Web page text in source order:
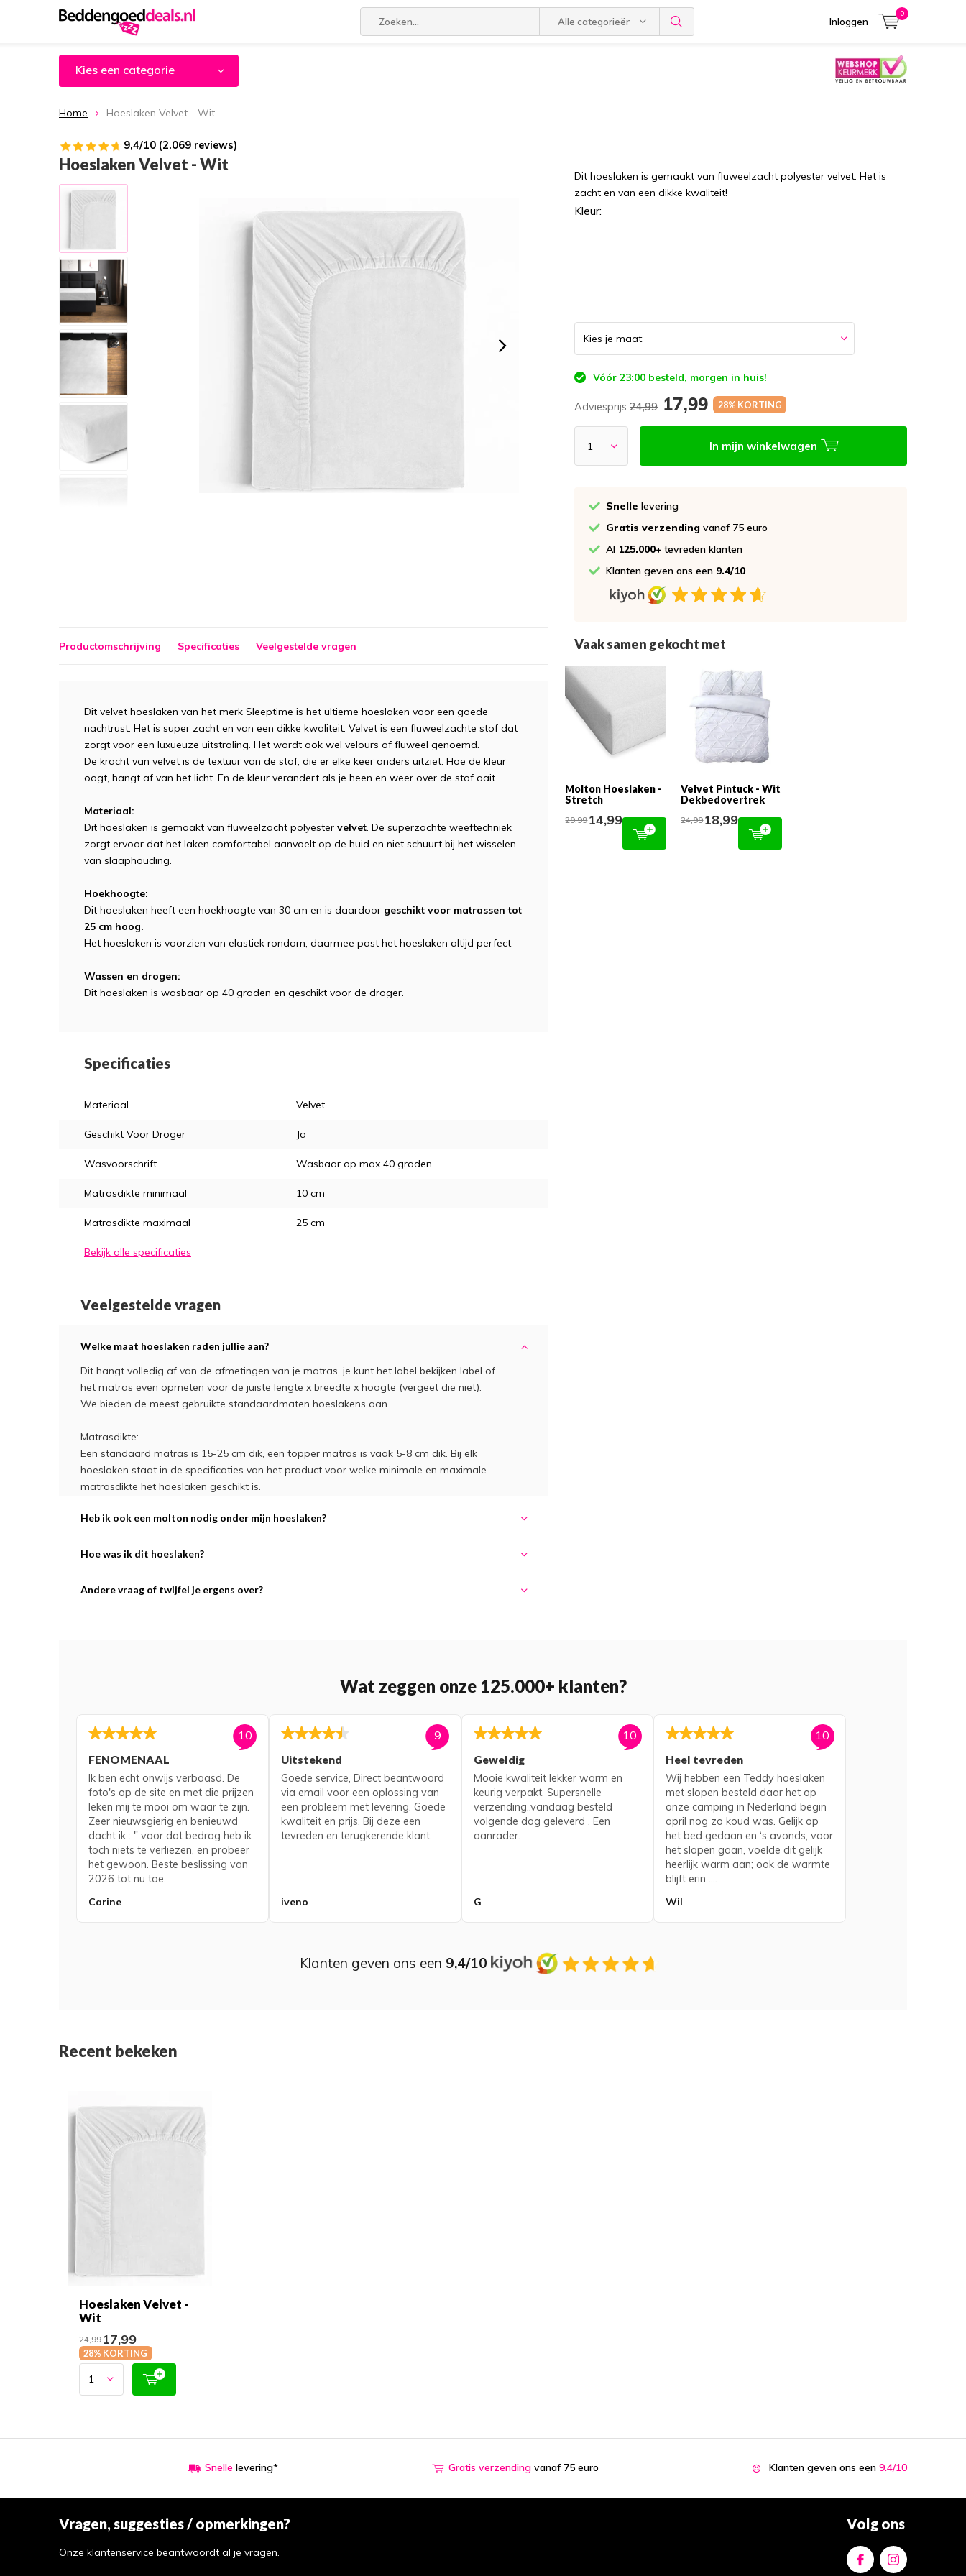
Alle categorieën Inloggen
0
Kies een categorie
Home Hoeslaken Velvet - Wit
9,4/10 (2.069 reviews)
Hoeslaken Velvet - Wit
Dit hoeslaken is gemaakt van fluweelzacht polyester velvet. Het is
zacht en van een dikke kwaliteit!
Kleur:
Vóór 23:00 besteld, morgen in huis!
Adviesprijs 24,9917,99 28% KORTING
In mijn winkelwagen
Snelle levering
Gratis verzendingvanaf 75 euro
Al 125.000+ tevreden klanten
Klanten geven ons een 9.4/10
Productomschrijving Specificaties Veelgestelde vragen
Dit velvet hoeslaken van het merk Sleeptime is het ultieme hoeslaken voor een goede
nachtrust. Het is super zacht en van een dikke kwaliteit. Velvet is een fluweelzachte stof dat
zorgt voor een luxueuze uitstraling. Het wordt ook wel velours of fluweel genoemd.
De kracht van velvet is de textuur van de stof, die er elke keer anders uitziet. Hoe de kleur
oogt, hangt af van het licht. En de kleur verandert als je heen en weer over de stof aait.
Materiaal:
Dit hoeslaken is gemaakt van fluweelzacht polyester velvet. De superzachte weeftechniek
zorgt ervoor dat het laken comfortabel aanvoelt op de huid en niet schuurt bij het wisselen
van slaaphouding.
Hoekhoogte:
Dit hoeslaken heeft een hoekhoogte van 30 cm en is daardoor geschikt voor matrassen tot
25 cm hoog.
Het hoeslaken is voorzien van elastiek rondom, daarmee past het hoeslaken altijd perfect.
Wassen en drogen:
Dit hoeslaken is wasbaar op 40 graden en geschikt voor de droger.
Specificaties
Materiaal Velvet
Geschikt Voor Droger Ja
Wasvoorschrift Wasbaar op max 40 graden
Matrasdikte minimaal 10 cm
Matrasdikte maximaal 25 cm
Bekijk alle specificaties
Veelgestelde vragen
Welke maat hoeslaken raden jullie aan?
Dit hangt volledig af van de afmetingen van je matras, je kunt het label bekijken label of
het matras even opmeten voor de juiste lengte x breedte x hoogte (vergeet die niet).
We bieden de meest gebruikte standaardmaten hoeslakens aan.
Matrasdikte:
Een standaard matras is 15-25 cm dik, een topper matras is vaak 5-8 cm dik. Bij elk
hoeslaken staat in de specificaties van het product voor welke minimale en maximale
matrasdikte het hoeslaken geschikt is.
Heb ik ook een molton nodig onder mijn hoeslaken?
Hoe was ik dit hoeslaken?
Andere vraag of twijfel je ergens over?
Vaak samen gekocht met
Molton Hoeslaken -
Stretch
29,9914,99
Velvet Pintuck - Wit
Dekbedovertrek
24,9918,99
Wat zeggen onze 125.000+ klanten?
10
FENOMENAAL
Ik ben echt onwijs verbaasd. De
foto's op de site en met die prijzen
leken mij te mooi om waar te zijn.
Zeer nieuwsgierig en benieuwd
dacht ik : " voor dat bedrag heb ik
toch niets te verliezen, en probeer
het gewoon. Beste beslissing van
2026 tot nu toe.
Carine
9
Uitstekend
Goede service, Direct beantwoord
via email voor een oplossing van
een probleem met levering. Goede
kwaliteit en prijs. Bij deze een
tevreden en terugkerende klant.
iveno
10
Geweldig
Mooie kwaliteit lekker warm en
keurig verpakt. Supersnelle
verzending..vandaag besteld
volgende dag geleverd . Een
aanrader.
G
10
Heel tevreden
Wij hebben een Teddy hoeslaken
met slopen besteld daar het op
onze camping in Nederland begin
april nog zo koud was. Gelijk op
het bed gedaan en ‘s avonds, voor
het slapen gaan, voelde dit gelijk
heerlijk warm aan; ook de warmte
blijft erin ....
Wil
Klanten geven ons een 9,4/10
Recent bekeken
Hoeslaken Velvet -
Wit
24,9917,99
28% KORTING
Snelle levering* Gratis verzending vanaf 75 euro Klanten geven ons een 9.4/10
Vragen, suggesties / opmerkingen?
Onze klantenservice beantwoordt al je vragen.
Volg ons